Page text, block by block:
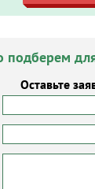
подберем
Оставьте